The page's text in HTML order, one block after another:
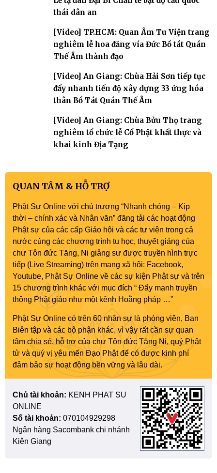
thái dân an
[Video] TP.HCM: Quan Âm Tu Viện trang
nghiêm lễ hoa đăng vía Đức Bồ tát Quán
Thế Âm thành đạo
[Video] An Giang: Chùa Hải Sơn tiếp tục
đẩy nhanh tiến độ xây dựng 33 ứng hóa
thân Bồ Tát Quán Thế Âm
[Video] An Giang: Chùa Bửu Thọ trang
nghiêm tổ chức lễ Cổ Phật khất thực và
khai kinh Địa Tạng
QUAN TÂM & HỖ TRỢ
Phật Sự Online với chủ trương “Nhanh chóng – Kịp
thời – chính xác và Nhân văn” đăng tải các hoạt động
Phật sự của các cấp Giáo hội và các tự viện trong cả
nước cùng các chương trình tu học, thuyết giảng của
chư Tôn đức Tăng, Ni giảng sư được truyền hình trực
tiếp (Live Streaming) trên mạng xã hội: Facebook,
Youtube, Phật Sự Online về các sự kiện Phật sự và trên
15 chương trình khác với mục đích “ Đẩy mạnh truyền
thông Phật giáo như một kênh Hoằng pháp …”
Phật Sự Online có trên 60 nhân sự là phóng viên, Ban
Biên tập và các bộ phận khác, vì vậy rất cần sự quan
tâm chia sẻ, hỗ trợ của chư Tôn đức Tăng Ni, quý Phật
tử và quý vị yêu mến Đạo Phật để có được kinh phí
đảm bảo sự hoạt động bền vững và lâu dài.
Chủ tài khoản: KENH PHAT SU
ONLINE
Số tài khoản: 070104929298
Ngân hàng Sacombank chi nhánh
Kiên Giang